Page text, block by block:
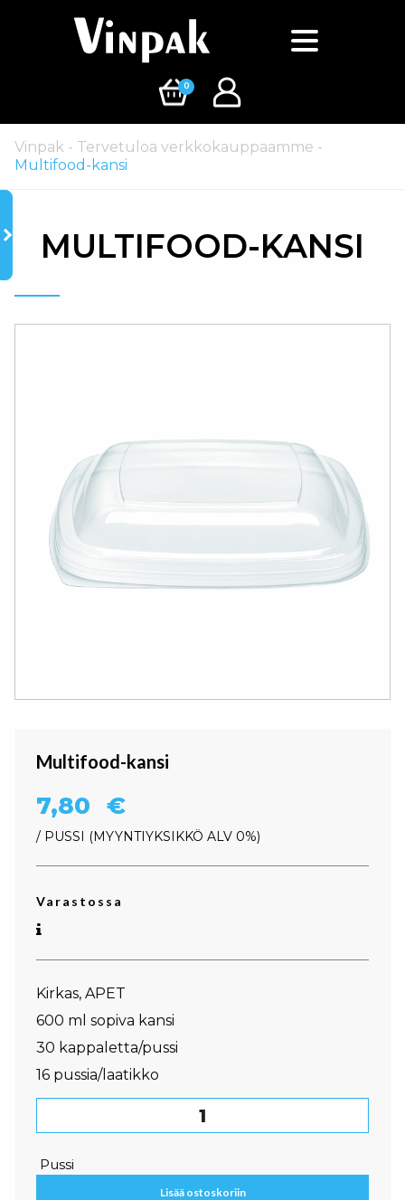
0
Vinpak - Tervetuloa verkkokauppaamme -
Multifood-kansi
MULTIFOOD-KANSI
Multifood-kansi
7,80 €
/ PUSSI MYYNTIYKSIKKÖ ALV 0%
Varastossa
Kirkas, APET
600 ml sopiva kansi
30 kappaletta/pussi
16 pussia/laatikko
Pussi
Lisää ostoskoriin